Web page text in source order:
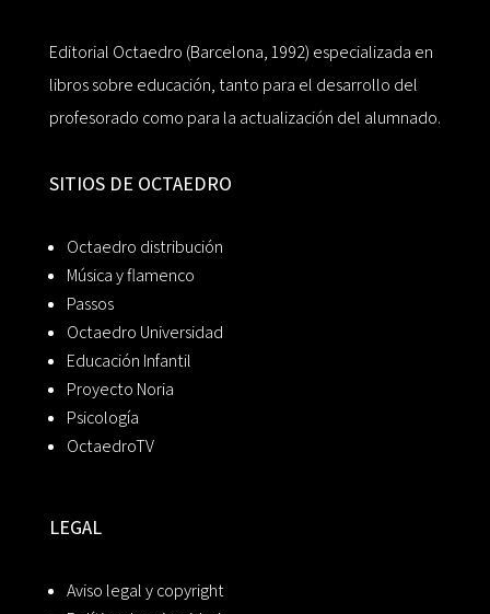
Editorial Octaedro (Barcelona, 1992) especializada en
libros sobre educación, tanto para el desarrollo del
profesorado como para la actualización del alumnado.
SITIOS DE OCTAEDRO
Octaedro distribución
Música y flamenco
Passos
Octaedro Universidad
Educación Infantil
Proyecto Noria
Psicología
OctaedroTV
LEGAL
Aviso legal y copyright